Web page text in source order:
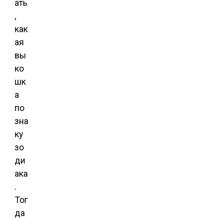
ать
,
как
ая
вы
ко
шк
а
по
зна
ку
зо
ди
ака
.
Тог
да